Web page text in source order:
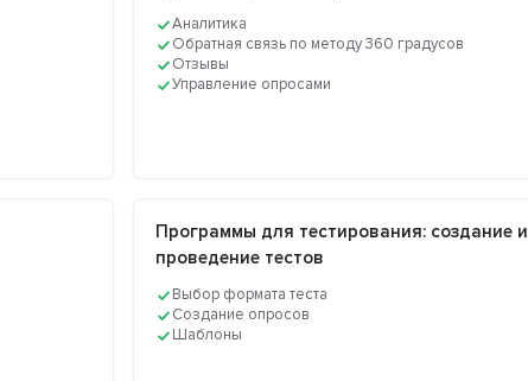
Аналитика
Обратная связь по методу 360 градусов
Отзывы
Управление опросами
Программы для тестирования: создание и
проведение тестов
Выбор формата теста
Создание опросов
Шаблоны